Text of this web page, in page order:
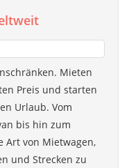
Mieten
Preis und starten
Urlaub. Vom
bis hin zum
Art von Mietwagen,
und Strecken zu